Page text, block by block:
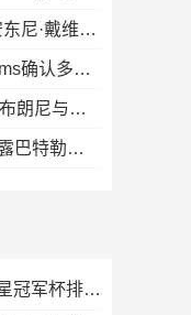
最新进展：Shams证实奇才与安东尼·戴维斯暂时搁置续约相关沟通
掘金续约沃特森陷入僵局？Shams确认多队先签后换谈判仍在进行
Sidery：湖人新赛季席位之争，布朗尼与马农的最后一个轮换名额对决
勇士11号秀直接上位？Slater透露巴特勒明年2月复出，伦德伯格获重点培养
2026年08月07日 上海明日之星冠军杯排位赛 葡萄牙体育U17 VS 拜耳04勒沃库森U17 全场录像